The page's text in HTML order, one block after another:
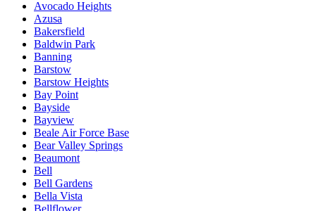
Avocado Heights
Azusa
Bakersfield
Baldwin Park
Banning
Barstow
Barstow Heights
Bay Point
Bayside
Bayview
Beale Air Force Base
Bear Valley Springs
Beaumont
Bell
Bell Gardens
Bella Vista
Bellflower